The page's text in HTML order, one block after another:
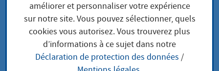
Approbation Ärztin
oder Arzt aus
améliorer et personnaliser votre expérience
sur notre site. Vous pouvez sélectionner, quels
cookies vous autorisez. Vous trouverez plus
d’informations à ce sujet dans notre
Déclaration de protection des données /